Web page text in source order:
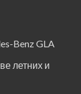
Benz GLA
летних и